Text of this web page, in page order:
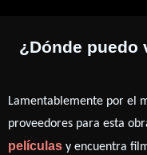
¿Dónde puedo
Lamentablemente por el
proveedores para esta
películas y encuentra